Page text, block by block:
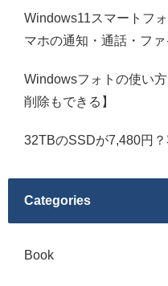
Windows11スマートフ
マホの通知・通話・フ
Windowsフォトの使い
削除もできる】
32TBのSSDが7,480円
Categories
Book